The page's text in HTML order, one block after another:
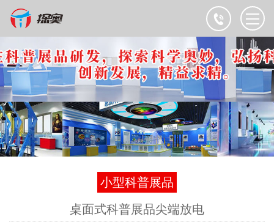
小型科普展品
桌面式科普展品尖端放电